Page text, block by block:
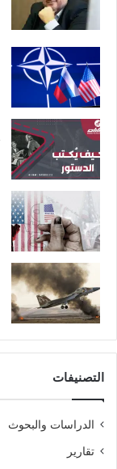
التصنيفات
الدراسات والبحوث
تقارير